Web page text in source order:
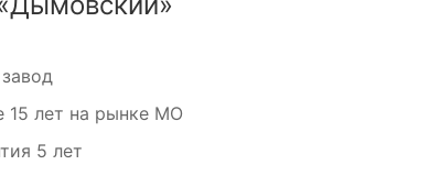
15 лет на рынке МО
5 лет